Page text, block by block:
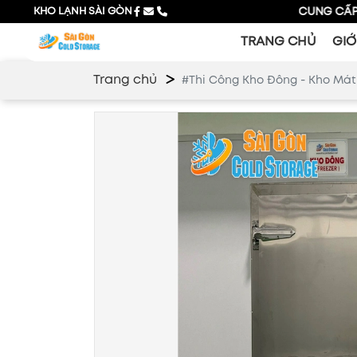
KHO LẠNH SÀI GÒN CHUYÊN CUNG CẤP GIẢI PHÁP
TRANG CHỦ
Trang chủ #Thi Công Kho Đông - Kho